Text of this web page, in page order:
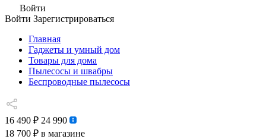
Войти
Войти Зарегистрироваться
Главная
Гаджеты и умный дом
Товары для дома
Пылесосы и швабры
Беспроводные пылесосы
16 490 ₽ 24 990
18 700 ₽ в магазине